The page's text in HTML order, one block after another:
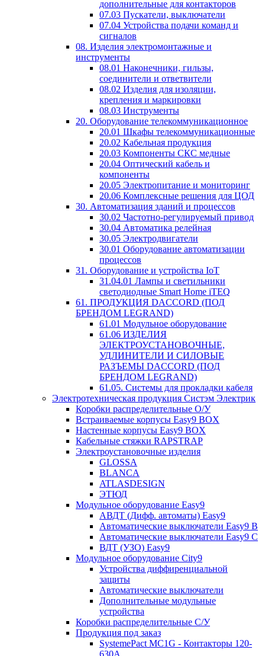
дополнительные для контакторов
07.03 Пускатели, выключатели
07.04 Устройства подачи команд и
сигналов
08. Изделия электромонтажные и
инструменты
08.01 Наконечники, гильзы,
соединители и ответвители
08.02 Изделия для изоляции,
крепления и маркировки
08.03 Инструменты
20. Оборудование телекоммуникационное
20.01 Шкафы телекоммуникационные
20.02 Кабельная продукция
20.03 Компоненты СКС медные
20.04 Оптический кабель и
компоненты
20.05 Электропитание и мониторинг
20.06 Комплексные решения для ЦОД
30. Автоматизация зданий и процессов
30.02 Частотно-регулируемый привод
30.04 Автоматика релейная
30.05 Электродвигатели
30.01 Оборудование автоматизации
процессов
31. Оборудование и устройства IoT
31.04.01 Лампы и светильники
светодиодные Smart Home iTEQ
61. ПРОДУКЦИЯ DACCORD (ПОД
БРЕНДОМ LEGRAND)
61.01 Модульное оборудование
61.06 ИЗДЕЛИЯ
ЭЛЕКТРОУСТАНОВОЧНЫЕ,
УДЛИНИТЕЛИ И СИЛОВЫЕ
РАЗЪЕМЫ DACCORD (ПОД
БРЕНДОМ LEGRAND)
61.05. Системы для прокладки кабеля
Электротехническая продукция Систэм Электрик
Коробки распределительные О/У
Встраиваемые корпусы Easy9 BOX
Настенные корпусы Easy9 BOX
Кабельные стяжки RAPSTRAP
Электроустановочные изделия
GLOSSA
BLANCA
ATLASDESIGN
ЭТЮД
Модульное оборудование Easy9
АВДТ (Дифф. автоматы) Easy9
Автоматические выключатели Easy9 В
Автоматические выключатели Easy9 С
ВДТ (УЗО) Easy9
Модульное оборудование City9
Устройства диффиренциальной
защиты
Автоматические выключатели
Дополнительные модульные
устройства
Коробки распределительные C/У
Продукция под заказ
SystemePact MC1G - Контакторы 120-
630A